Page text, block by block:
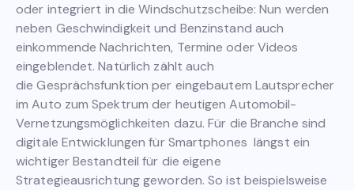
oder integriert in die Windschutzscheibe: Nun werden
neben Geschwindigkeit und Benzinstand auch
einkommende Nachrichten, Termine oder Videos
eingeblendet. Natürlich zählt auch
die Gesprächsfunktion per eingebautem Lautsprecher
im Auto zum Spektrum der heutigen Automobil-
Vernetzungsmöglichkeiten dazu. Für die Branche sind
digitale Entwicklungen für Smartphones längst ein
wichtiger Bestandteil für die eigene
Strategieausrichtung geworden. So ist beispielsweise